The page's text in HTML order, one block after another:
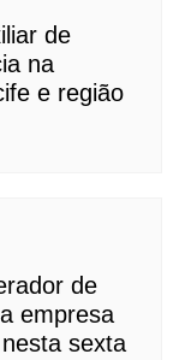
de
na
e região
de
empresa
sexta